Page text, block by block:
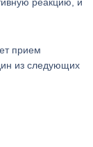
прием
из следующих